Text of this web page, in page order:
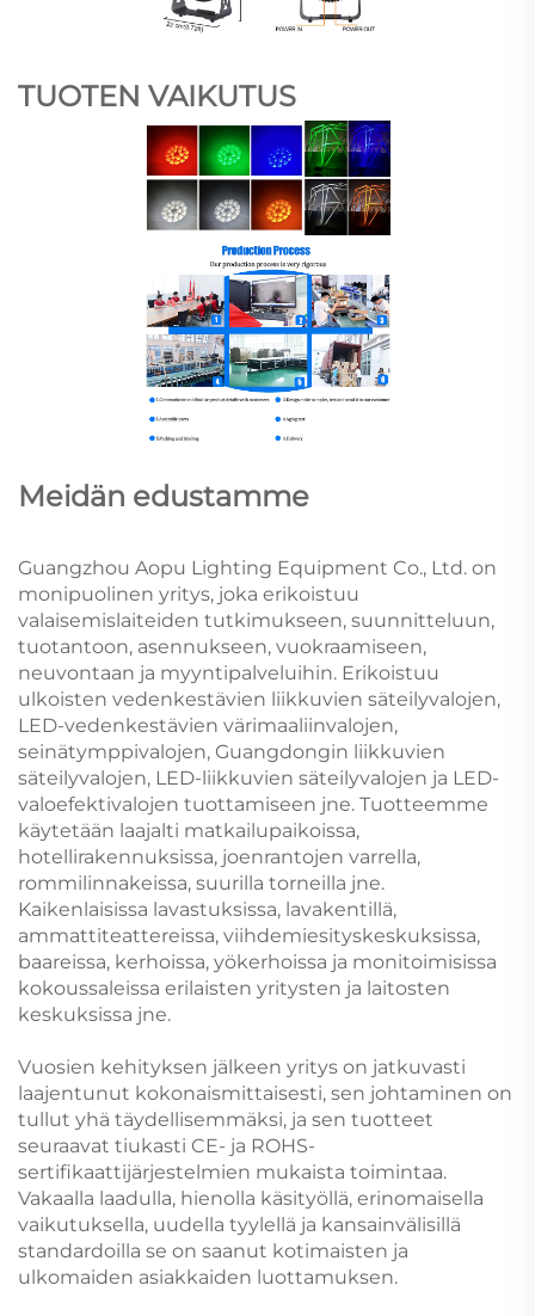
TUOTEN VAIKUTUS
Meidän edustamme
Guangzhou Aopu Lighting Equipment Co., Ltd. on
monipuolinen yritys, joka erikoistuu
valaisemislaiteiden tutkimukseen, suunnitteluun,
tuotantoon, asennukseen, vuokraamiseen,
neuvontaan ja myyntipalveluihin. Erikoistuu
ulkoisten vedenkestävien liikkuvien säteilyvalojen,
LED-vedenkestävien värimaaliinvalojen,
seinätymppivalojen, Guangdongin liikkuvien
säteilyvalojen, LED-liikkuvien säteilyvalojen ja LED-
valoefektivalojen tuottamiseen jne. Tuotteemme
käytetään laajalti matkailupaikoissa,
hotellirakennuksissa, joenrantojen varrella,
rommilinnakeissa, suurilla torneilla jne.
Kaikenlaisissa lavastuksissa, lavakentillä,
ammattiteattereissa, viihdemiesityskeskuksissa,
baareissa, kerhoissa, yökerhoissa ja monitoimisissa
kokoussaleissa erilaisten yritysten ja laitosten
keskuksissa jne.
Vuosien kehityksen jälkeen yritys on jatkuvasti
laajentunut kokonaismittaisesti, sen johtaminen on
tullut yhä täydellisemmäksi, ja sen tuotteet
seuraavat tiukasti CE- ja ROHS-
sertifikaattijärjestelmien mukaista toimintaa.
Vakaalla laadulla, hienolla käsityöllä, erinomaisella
vaikutuksella, uudella tyylellä ja kansainvälisillä
standardoilla se on saanut kotimaisten ja
ulkomaiden asiakkaiden luottamuksen.